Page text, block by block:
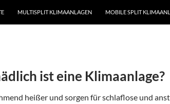
MULTISPLIT KLIMAANLAGEN MOBILE SPLIT
ist eine Klimaanlage?
heißer und sorgen für schlaflose und